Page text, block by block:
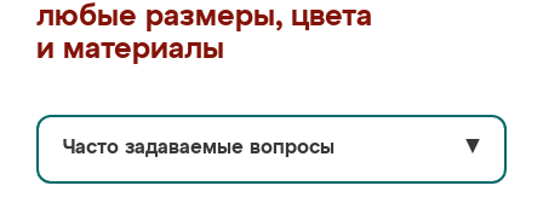
любые размеры, цвета
и материалы
Часто задаваемые вопросы ▼